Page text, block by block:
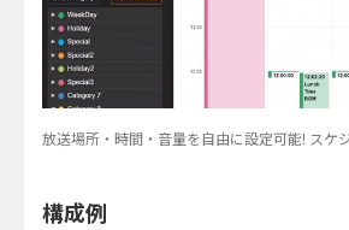
放送場所・時間・音量を自由に設定可能! スケ
構成例